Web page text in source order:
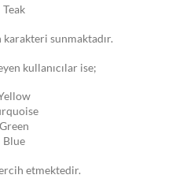
Teak
sunmaktadır.
kullanıcılar ise;
Green
Blue
etmektedir.